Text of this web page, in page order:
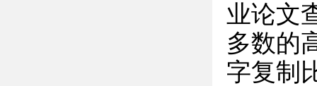
业论文
多数的
字复制